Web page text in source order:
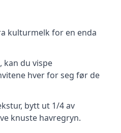
kulturmelk for en enda
kan du vispe
hver for seg før de
bytt ut 1/4 av
knuste havregryn.